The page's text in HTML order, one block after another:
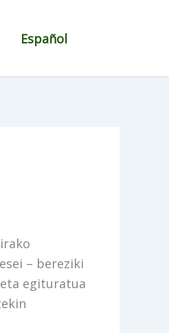
Español
– bereziki
egituratua